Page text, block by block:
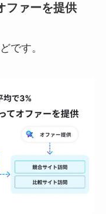
ファーを提供
です。